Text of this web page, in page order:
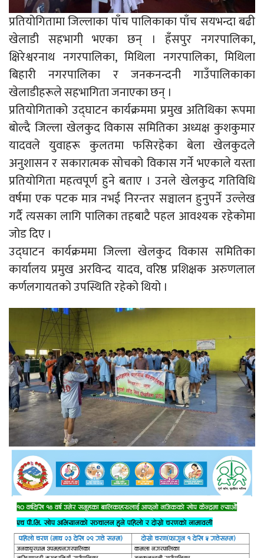
प्रतियोगितामा जिल्लाका पाँच पालिकाका पाँच सयभन्दा बढी
खेलाडी सहभागी भएका छन् । हँसपुर नगरपालिका,
क्षिरेश्वरनाथ नगरपालिका, मिथिला नगरपालिका, मिथिला
बिहारी नगरपालिका र जनकनन्दनी गाउँपालिकाका
खेलाडीहरूले सहभागिता जनाएका छन् ।
प्रतियोगिताको उद्घाटन कार्यक्रममा प्रमुख अतिथिका रूपमा
बोल्दै जिल्ला खेलकुद विकास समितिका अध्यक्ष कुशकुमार
यादवले युवाहरू कुलतमा फसिरहेका बेला खेलकुदले
अनुशासन र सकारात्मक सोचको विकास गर्ने भएकाले यस्ता
प्रतियोगिता महत्वपूर्ण हुने बताए । उनले खेलकुद गतिविधि
वर्षमा एक पटक मात्र नभई निरन्तर सञ्चालन हुनुपर्ने उल्लेख
गर्दै त्यसका लागि पालिका तहबाटै पहल आवश्यक रहेकोमा
जोड दिए ।
उद्घाटन कार्यक्रममा जिल्ला खेलकुद विकास समितिका
कार्यालय प्रमुख अरविन्द यादव, वरिष्ठ प्रशिक्षक अरुणलाल
कर्णलगायतको उपस्थिति रहेको थियो ।